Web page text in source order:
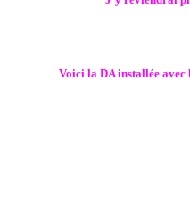
Voici la DA installée avec